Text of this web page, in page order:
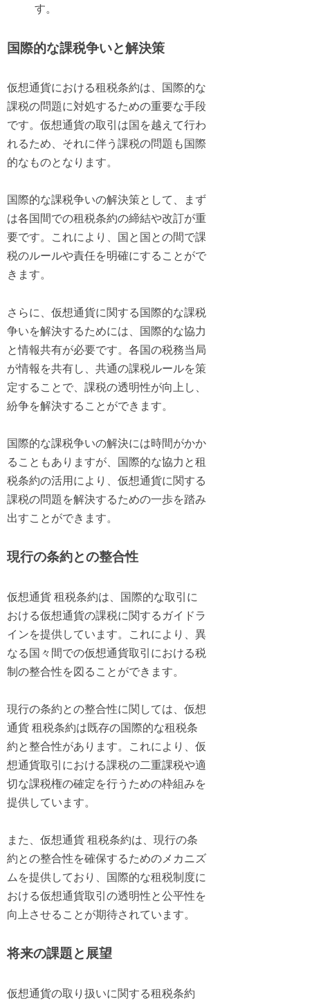
す。
国際的な課税争いと解決策
仮想通貨における租税条約は、国際的な
課税の問題に対処するための重要な手段
です。仮想通貨の取引は国を越えて行わ
れるため、それに伴う課税の問題も国際
的なものとなります。
国際的な課税争いの解決策として、まず
は各国間での租税条約の締結や改訂が重
要です。これにより、国と国との間で課
税のルールや責任を明確にすることがで
きます。
さらに、仮想通貨に関する国際的な課税
争いを解決するためには、国際的な協力
と情報共有が必要です。各国の税務当局
が情報を共有し、共通の課税ルールを策
定することで、課税の透明性が向上し、
紛争を解決することができます。
国際的な課税争いの解決には時間がかか
ることもありますが、国際的な協力と租
税条約の活用により、仮想通貨に関する
課税の問題を解決するための一歩を踏み
出すことができます。
現行の条約との整合性
仮想通貨 租税条約は、国際的な取引に
おける仮想通貨の課税に関するガイドラ
インを提供しています。これにより、異
なる国々間での仮想通貨取引における税
制の整合性を図ることができます。
現行の条約との整合性に関しては、仮想
通貨 租税条約は既存の国際的な租税条
約と整合性があります。これにより、仮
想通貨取引における課税の二重課税や適
切な課税権の確定を行うための枠組みを
提供しています。
また、仮想通貨 租税条約は、現行の条
約との整合性を確保するためのメカニズ
ムを提供しており、国際的な租税制度に
おける仮想通貨取引の透明性と公平性を
向上させることが期待されています。
将来の課題と展望
仮想通貨の取り扱いに関する租税条約